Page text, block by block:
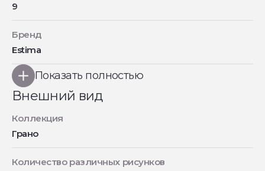
9
Бренд
Estima
Показать полностью
Внешний вид
Коллекция
Грано
Количество различных рисунков